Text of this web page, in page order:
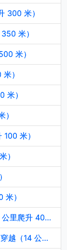
300 米）
米）
米）
）
米）
米）
）
）
26. 江水河 ~ 黄花梁 ~ 洪水口穿越（10 公里爬升 400 米）
27. 洪水口 ~ 聚灵峡 ~ 东灵山 ~ 江水河穿越（14 公里爬升 1400 米）